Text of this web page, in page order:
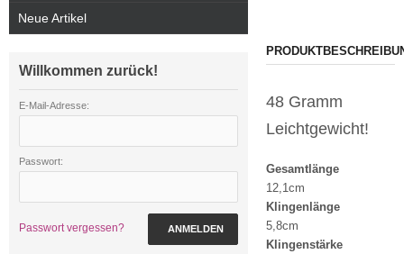
48 Gramm
Leichtgewicht!
Gesamtlänge
12,1cm
Klingenlänge
5,8cm
Klingenstärke
Neue Artikel
Willkommen zurück!
E-Mail-Adresse:
Passwort:
Passwort vergessen? ANMELDEN